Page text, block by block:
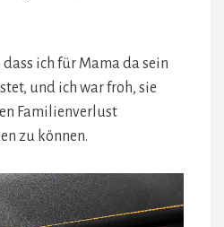
dass ich für Mama da sein
und ich war froh, sie
Familienverlust
zu können.